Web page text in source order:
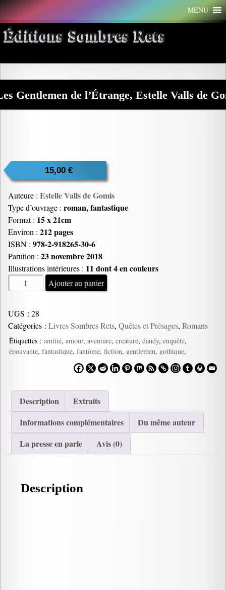
Aller
au
contenu
MENU
Éditions Sombres Rets
Gentlemen de l’Étrange, Estelle Valls de
15,00 €
Auteure : Estelle Valls de Gomis
Type d’ouvrage : roman, fantastique
Format : 15 x 21cm
Environ : 212 pages
ISBN : 978-2-918265-30-6
Parution : 23 novembre 2018
Illustrations intérieures : 11 dont 4 en couleurs
quantité
de
Gentlemen
de
l'Étrange,
Estelle
Gomis
Ajouter au panier
UGS : 28
Catégories : Livres Sombres Rets, Quêtes et Présages, Romans
Étiquettes : amitié, amour, aventure, creature, dandy, enquête,
épouvante, fantastique, fantôme, fiction, gentlemen, gothique,
humour,Kraken,londres,mystère, roman,
vampire ,venise, Wendigo,zombie
Description
Extraits
Informations complémentaires
Du même auteur
La presse en parle
Avis (0)
Description